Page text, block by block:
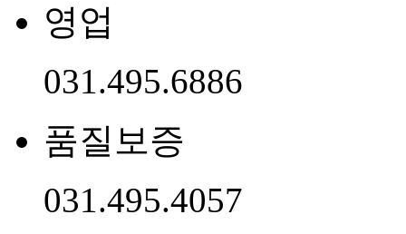
영업
031.495.6886
품질보증
031.495.4057